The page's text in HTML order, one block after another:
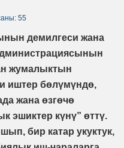
55
демилгеси жана
жумалыктын
иштер бөлүмүндө,
жана өзгөчө
эшиктер күнү” өттү.
бир катар укуктук,